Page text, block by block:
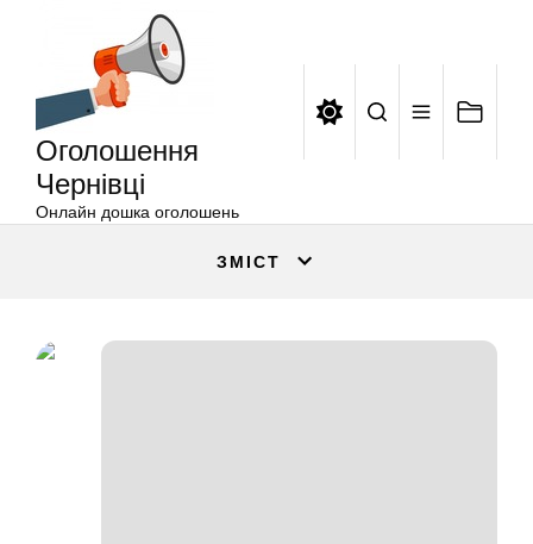
Оголошення
Чернівці
Онлайн дошка оголошень
ЗМІСТ